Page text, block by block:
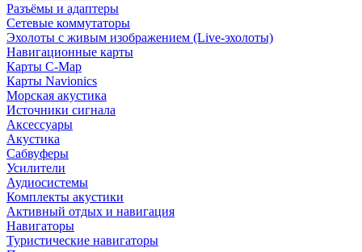
Разъёмы и адаптеры
Сетевые коммутаторы
Эхолоты с живым изображением (Live-эхолоты)
Навигационные карты
Карты C-Map
Карты Navionics
Морская акустика
Источники сигнала
Аксессуары
Акустика
Сабвуферы
Усилители
Аудиосистемы
Комплекты акустики
Активный отдых и навигация
Навигаторы
Туристические навигаторы